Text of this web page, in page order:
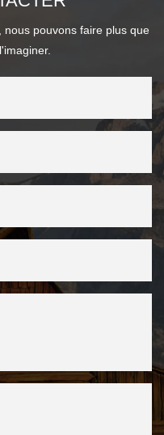
pouvons faire plus que